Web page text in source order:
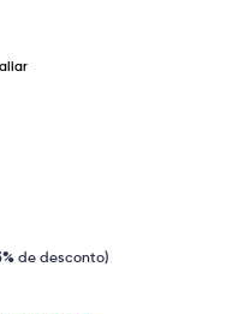
de desconto)